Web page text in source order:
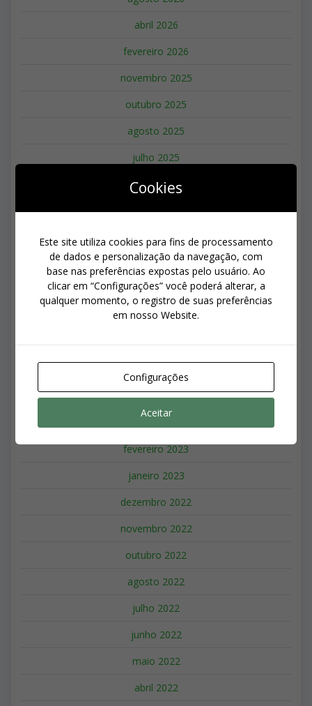
abril 2026
fevereiro 2026
novembro 2025
outubro 2025
agosto 2025
julho 2025
março 2025
fevereiro 2025
janeiro 2025
setembro 2024
agosto 2024
julho 2024
junho 2024
abril 2024
fevereiro 2023
janeiro 2023
dezembro 2022
novembro 2022
outubro 2022
agosto 2022
julho 2022
junho 2022
maio 2022
abril 2022
Cookies
Este site utiliza cookies para fins de processamento
de dados e personalização da navegação, com
base nas preferências expostas pelo usuário. Ao
clicar em “Configurações” você poderá alterar, a
qualquer momento, o registro de suas preferências
em nosso Website.
Configurações
Aceitar